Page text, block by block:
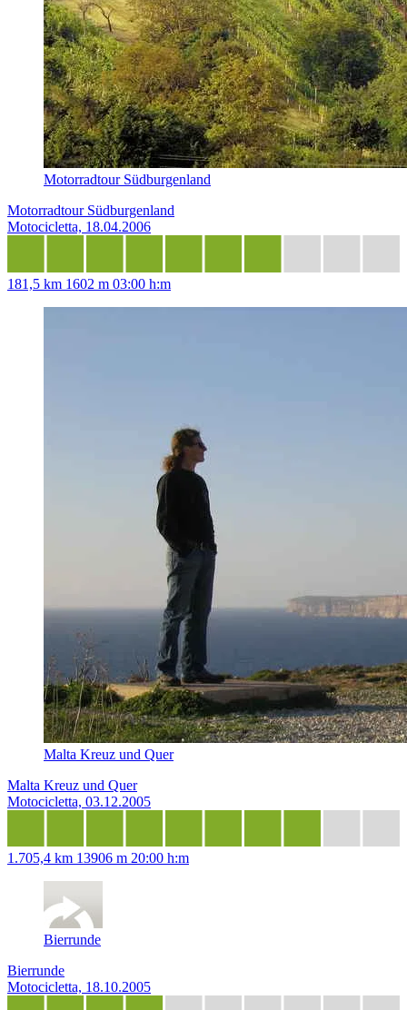
Motorradtour Südburgenland
Motorradtour Südburgenland
Motocicletta, 18.04.2006
181,5 km 1602 m 03:00 h:m
Malta Kreuz und Quer
Malta Kreuz und Quer
Motocicletta, 03.12.2005
1.705,4 km 13906 m 20:00 h:m
Bierrunde
Bierrunde
Motocicletta, 18.10.2005